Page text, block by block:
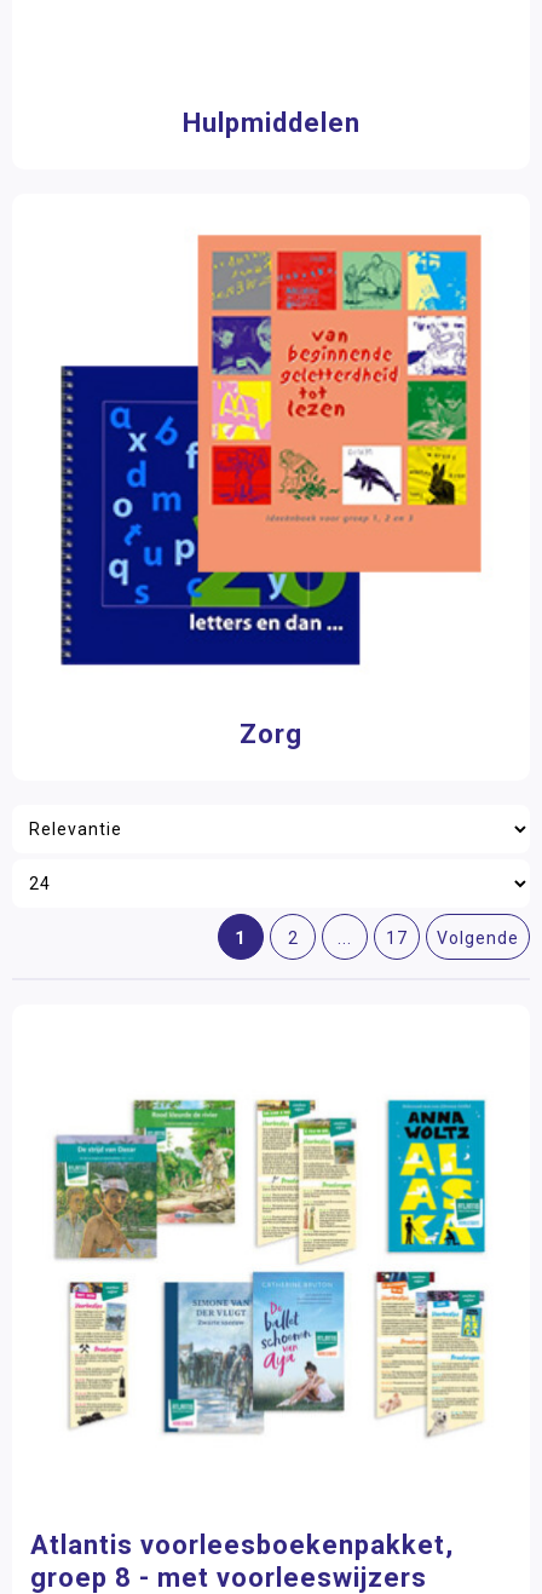
Hulpmiddelen
Zorg
1 2 17 Volgende
Atlantis voorleesboekenpakket,
groep 8 - met voorleeswijzers